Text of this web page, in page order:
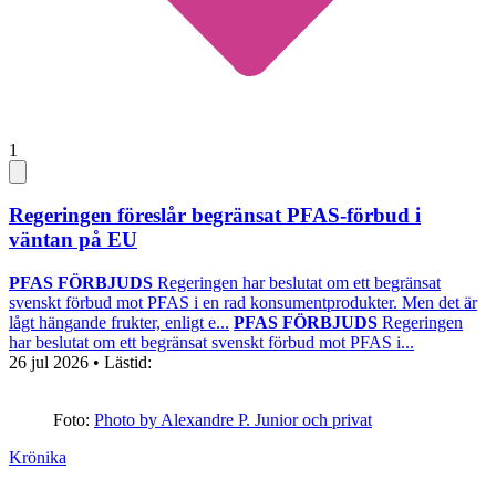
1
Regeringen föreslår begränsat PFAS-förbud i
väntan på EU
PFAS FÖRBJUDS Regeringen har beslutat om ett begränsat
svenskt förbud mot PFAS i en rad konsumentprodukter. Men det är
lågt hängande frukter, enligt e... PFAS FÖRBJUDS Regeringen
har beslutat om ett begränsat svenskt förbud mot PFAS i...
26 jul 2026 • Lästid:
Foto: Photo by Alexandre P. Junior och privat
Krönika